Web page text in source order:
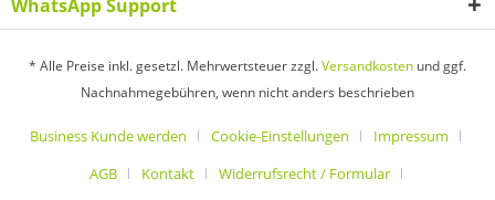
WhatsApp Support
* Alle Preise inkl. gesetzl. Mehrwertsteuer zzgl.Versandkosten und ggf.
Nachnahmegebühren, wenn nicht anders beschrieben
Business Kunde werden Cookie-Einstellungen
Impressum
AGB
Kontakt
Widerrufsrecht / Formular